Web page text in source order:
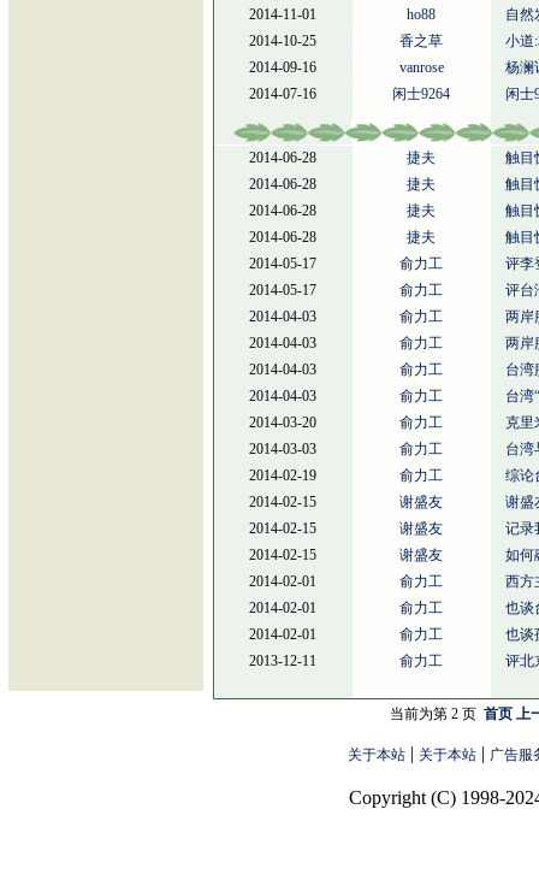
2014-11-01
2014-10-25
2014-09-16
2014-07-16
ho88
香之草
vanrose
闲士9264
自
小道
杨澜
闲士
2014-06-28
2014-06-28
2014-06-28
2014-06-28
2014-05-17
2014-05-17
2014-04-03
2014-04-03
2014-04-03
2014-04-03
2014-03-20
2014-03-03
2014-02-19
2014-02-15
2014-02-15
2014-02-15
2014-02-01
2014-02-01
2014-02-01
2013-12-11
捷夫
捷夫
捷夫
捷夫
俞力工
俞力工
俞力工
俞力工
俞力工
俞力工
俞力工
俞力工
俞力工
谢盛友
谢盛友
谢盛友
俞力工
俞力工
俞力工
俞力工
触目
触目
触目
触目
评李
评台
两岸
两岸
台湾
台湾
克里
台湾
综论
谢盛
记录
如何
西方
也谈
也谈
评北
当前为第 2 页首页 上
关于本站 | 关于本站 | 广告服
Copyright (C) 1998-